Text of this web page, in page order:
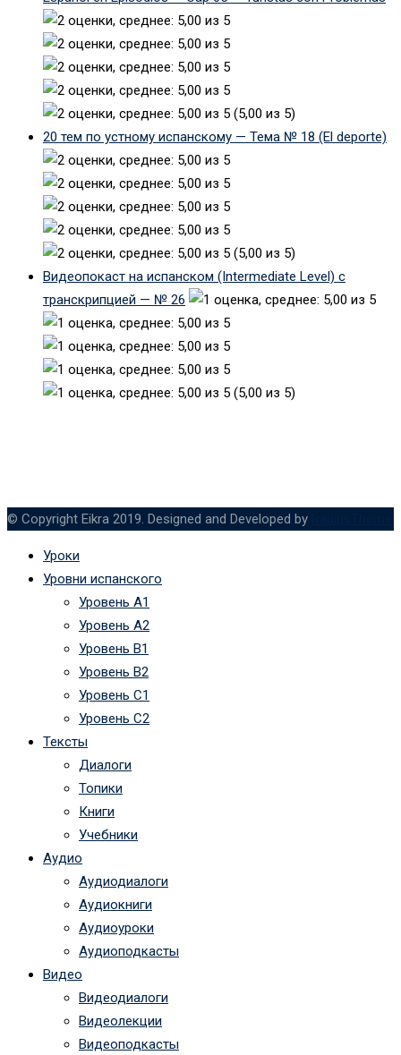
(5,00 из 5)
20 тем по устному испанскому — Тема № 18 (El deporte)
(5,00 из 5)
Видеопокаст на испанском (Intermediate Level) с
транскрипцией — № 26
(5,00 из 5)
© Copyright Eikra 2019. Designed and Developed by
Уроки
Уровни испанского
Уровень А1
Уровень А2
Уровень B1
Уровень B2
Уровень C1
Уровень C2
Тексты
Диалоги
Топики
Книги
Учебники
Аудио
Аудиодиалоги
Аудиокниги
Аудиоуроки
Аудиоподкасты
Видео
Видеодиалоги
Видеолекции
Видеоподкасты